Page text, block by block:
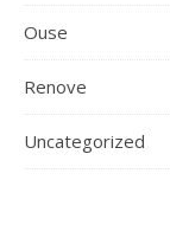
Ouse
Renove
Uncategorized